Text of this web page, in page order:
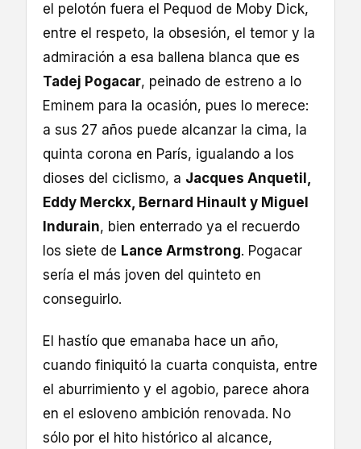
el pelotón fuera el Pequod de Moby Dick,
entre el respeto, la obsesión, el temor y la
admiración a esa ballena blanca que es
Tadej Pogacar, peinado de estreno a lo
Eminem para la ocasión, pues lo merece:
a sus 27 años puede alcanzar la cima, la
quinta corona en París, igualando a los
dioses del ciclismo, a Jacques Anquetil,
Eddy Merckx, Bernard Hinault y Miguel
Indurain, bien enterrado ya el recuerdo
los siete de Lance Armstrong. Pogacar
sería el más joven del quinteto en
conseguirlo.
El hastío que emanaba hace un año,
cuando finiquitó la cuarta conquista, entre
el aburrimiento y el agobio, parece ahora
en el esloveno ambición renovada. No
sólo por el hito histórico al alcance,